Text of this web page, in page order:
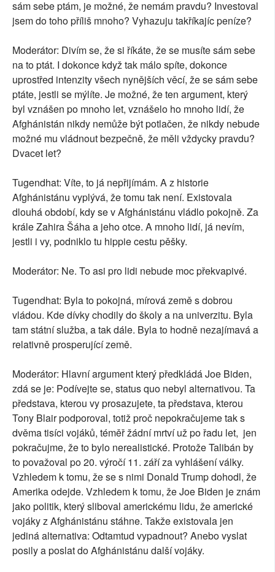
sám sebe ptám, je možné, že nemám pravdu? Investoval
jsem do toho příliš mnoho? Vyhazuju takříkajíc peníze?
Moderátor: Divím se, že si říkáte, že se musíte sám sebe
na to ptát. I dokonce když tak málo spíte, dokonce
uprostřed intenzity všech nynějších věcí, že se sám sebe
ptáte, jestli se mýlíte. Je možné, že ten argument, který
byl vznášen po mnoho let, vznášelo ho mnoho lidí, že
Afghánistán nikdy nemůže být potlačen, že nikdy nebude
možné mu vládnout bezpečně, že měli vždycky pravdu?
Dvacet let?
Tugendhat: Víte, to já nepřijímám. A z historie
Afghánistánu vyplývá, že tomu tak není. Existovala
dlouhá období, kdy se v Afghánistánu vládlo pokojně. Za
krále Zahira Šáha a jeho otce. A mnoho lidí, já nevím,
jestli i vy, podniklo tu hippie cestu pěšky.
Moderátor: Ne. To asi pro lidi nebude moc překvapivé.
Tugendhat: Byla to pokojná, mírová země s dobrou
vládou. Kde dívky chodily do školy a na univerzitu. Byla
tam státní služba, a tak dále. Byla to hodně nezajímavá a
relativně prosperující země.
Moderátor: Hlavní argument který předkládá Joe Biden,
zdá se je: Podívejte se, status quo nebyl alternativou. Ta
představa, kterou vy prosazujete, ta představa, kterou
Tony Blair podporoval, totiž proč nepokračujeme tak s
dvěma tisíci vojáků, téměř žádní mrtví už po řadu let, jen
pokračujme, že to bylo nerealistické. Protože Talibán by
to považoval po 20. výročí 11. září za vyhlášení války.
Vzhledem k tomu, že se s nimi Donald Trump dohodl, že
Amerika odejde. Vzhledem k tomu, že Joe Biden je znám
jako politik, který sliboval americkému lidu, že americké
vojáky z Afghánistánu stáhne. Takže existovala jen
jediná alternativa: Odtamtud vypadnout? Anebo vyslat
posily a poslat do Afghánistánu další vojáky.